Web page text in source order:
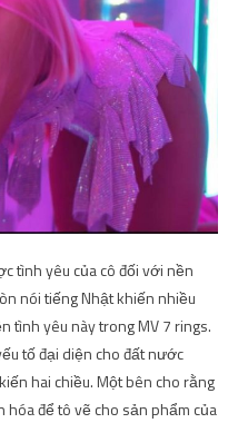
tình yêu của cô đối với nền
nói tiếng Nhật khiến nhiều
tình yêu này trong MV 7 rings.
tố đại diện cho đất nước
hai chiều. Một bên cho rằng
hóa để tô vẽ cho sản phẩm của